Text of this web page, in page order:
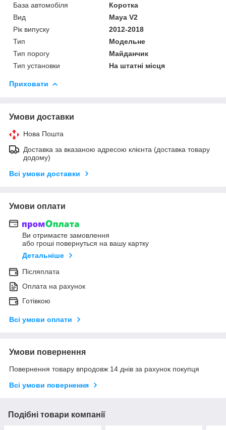
База автомобіля
Коротка
Вид
Maya V2
Рік випуску
2012-2018
Тип
Модельне
Тип порогу
Майданчик
Тип установки
На штатні місця
Приховати
Умови доставки
Нова Пошта
Доставка за вказаною адресою клієнта (доставка товару
додому)
Всі умови доставки
Умови оплати
Ви отримаєте замовлення
або гроші повернуться на вашу картку
Детальніше
Післяплата
Оплата на рахунок
Готівкою
Всі умови оплати
Умови повернення
Повернення товару впродовж 14 днів за рахунок покупця
Всі умови повернення
Подібні товари компанії